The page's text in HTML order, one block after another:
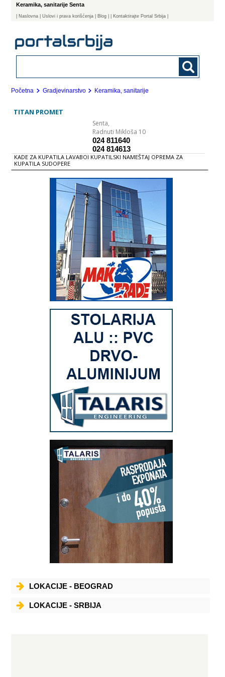
Keramika, sanitarije Senta
Naslovna | Uslovi i prava korišćenja Blog | Kontaktirajte Portal Srbija |
Početna Gradjevinarstvo Keramika, sanitarije
TITAN PROMET
Senta,
Radnuti Mikloša 10
024 811640
024 814613
KADE ZA KUPATILA LAVABOI KUPATILSKI NAMEŠTAJ OPREMA ZA
KUPATILA SUDOPERE
LOKACIJE - BEOGRAD
LOKACIJE - SRBIJA